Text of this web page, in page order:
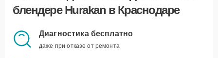
блендере Hurakan в Краснодаре
Диагностика бесплатно
даже при отказе от ремонта